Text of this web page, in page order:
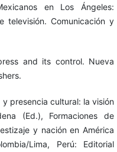
en Los Ángeles:
televisión. Comunicación y
and its control. Nueva
presencia cultural: la visión
(Ed.), Formaciones de
y nación en América
Lima, Perú: Editorial